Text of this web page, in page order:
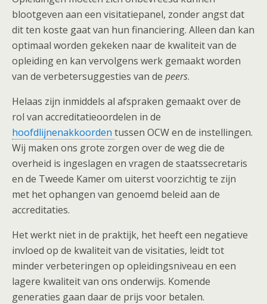
blootgeven aan een visitatiepanel, zonder angst dat
dit ten koste gaat van hun financiering. Alleen dan kan
optimaal worden gekeken naar de kwaliteit van de
opleiding en kan vervolgens werk gemaakt worden
van de verbetersuggesties van de peers.
Helaas zijn inmiddels al afspraken gemaakt over de
rol van accreditatieoordelen in de
hoofdlijnenakkoorden tussen OCW en de instellingen.
Wij maken ons grote zorgen over de weg die de
overheid is ingeslagen en vragen de staatssecretaris
en de Tweede Kamer om uiterst voorzichtig te zijn
met het ophangen van genoemd beleid aan de
accreditaties.
Het werkt niet in de praktijk, het heeft een negatieve
invloed op de kwaliteit van de visitaties, leidt tot
minder verbeteringen op opleidingsniveau en een
lagere kwaliteit van ons onderwijs. Komende
generaties gaan daar de prijs voor betalen.